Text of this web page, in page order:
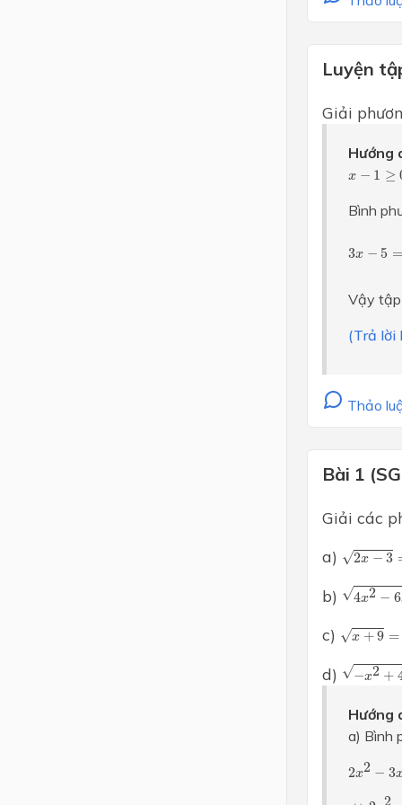
Luyện
Giải
Hướng
x − 1 ≥
x ≥ 0
Bình
3x − 5 =
Vậy tập
(Trả lời
Thảo
Bài 1
Giải các
a) √2x − 3
x−3=2
b) √4x2 − 6
x2−6x−
c) √x +9 =
+9=2
d) √−x2 +
x2+4x−
Hướng
a) Bình
2x2 − 3
x2
2
2x 2−